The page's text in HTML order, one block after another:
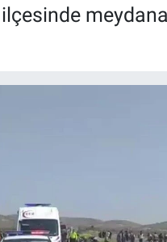
ilçesinde